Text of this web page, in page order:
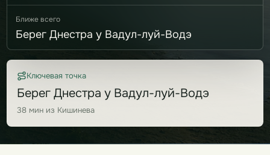
Ближе всего
Берег Днестра у Вадул-луй-Водэ
Ключевая точка
Берег Днестра у Вадул-луй-Водэ
38 мин из Кишинева